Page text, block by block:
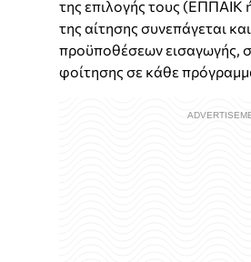
της επιλογής τους
της αίτησης συνεπάγεται
προϋποθέσεων εισαγωγής,
φοίτησης σε κάθε